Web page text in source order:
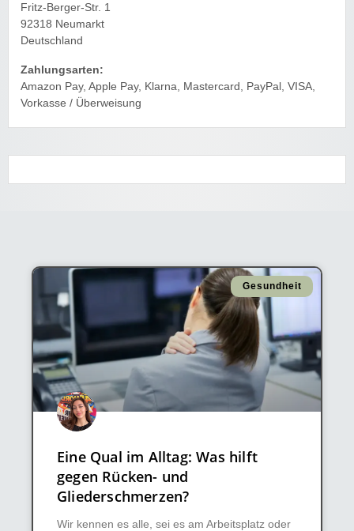
Fritz-Berger-Str. 1
92318 Neumarkt
Deutschland
Zahlungsarten:
Amazon Pay, Apple Pay, Klarna, Mastercard, PayPal, VISA,
Vorkasse / Überweisung
Gesundheit
Eine Qual im Alltag: Was hilft
gegen Rücken- und
Gliederschmerzen?
Wir kennen es alle, sei es am Arbeitsplatz oder